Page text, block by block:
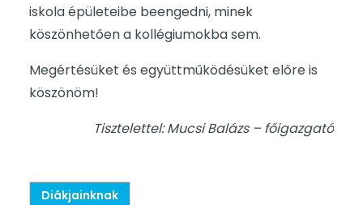
iskola épületeibe beengedni, minek
köszönhetően a kollégiumokba sem.
Megértésüket és együttműködésüket előre is
köszönöm!
Tisztelettel: Mucsi Balázs – főigazgató
Diákjainknak